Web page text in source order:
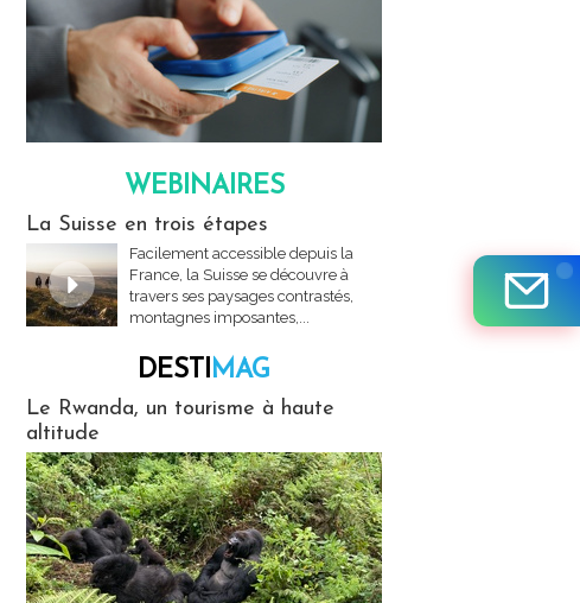
WEBINAIRES
La Suisse en trois étapes
Facilement accessible depuis la
France, la Suisse se découvre à
travers ses paysages contrastés,
montagnes imposantes,...
DESTIMAG
Le Rwanda, un tourisme à haute
altitude